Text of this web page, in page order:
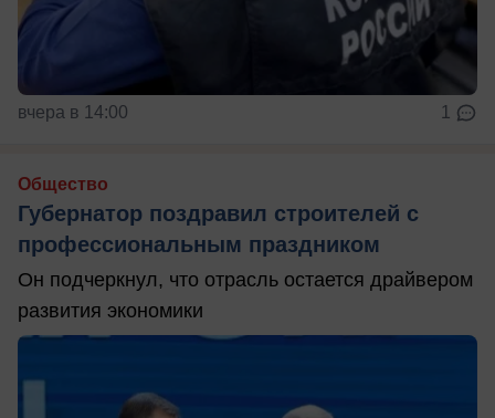
вчера в 14:00 1
Общество
Губернатор поздравил строителей с
профессиональным праздником
Он подчеркнул, что отрасль остается драйвером
развития экономики